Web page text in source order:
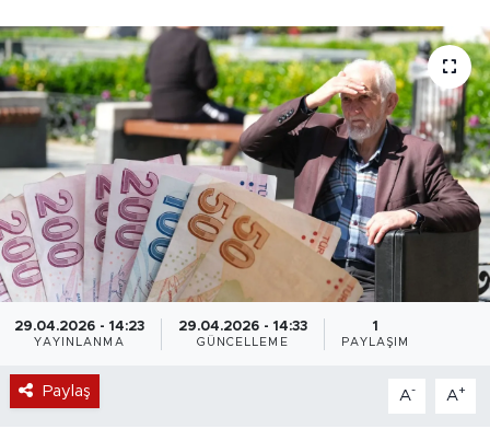
29.04.2026 - 14:23
YAYINLANMA
29.04.2026 - 14:33
GÜNCELLEME
1
PAYLAŞIM
Paylaş A- A+